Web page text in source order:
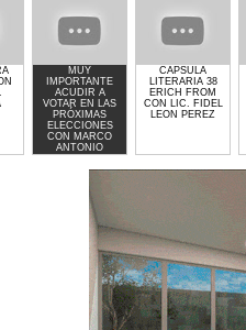
MUY
IMPORTANTE
ACUDIR A
VOTAR EN LAS
PRÓXIMAS
ELECCIONES
CON MARCO
ANTONIO
GUEVARA
CAPSULA
LITERARIA 38
ERICH FROM
CON LIC. FIDEL
LEON PEREZ